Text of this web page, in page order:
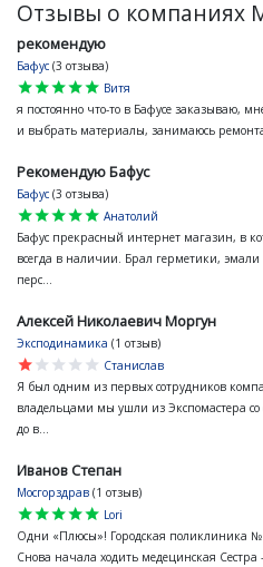
Отзывы о компаниях
рекомендую
Бафус (3 отзыва)
star
star
star
star
star
Витя
я постоянно что-то в Бафусе заказываю,
и выбрать материалы, занимаюсь
Рекомендую Бафус
Бафус (3 отзыва)
star
star
star
star
star
Анатолий
Бафус прекрасный интернет магазин, в
всегда в наличии. Брал герметики,
перс...
Алексей Николаевич Моргун
Эксподинамика (1 отзыв)
star
star
star
star
star
Станислав
Я был одним из первых сотрудников
владельцами мы ушли из Экспомастера
до в...
Иванов Степан
Мосгорздрав (1 отзыв)
star
star
star
star
star
Lori
Одни «Плюсы»! Городская поликлиника №
Снова начала ходить медецинская